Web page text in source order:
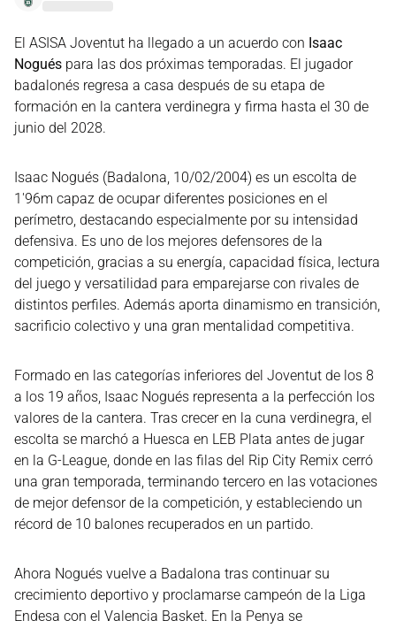
El ASISA Joventut ha llegado a un acuerdo con Isaac
Nogués para las dos próximas temporadas. El jugador
badalonés regresa a casa después de su etapa de
formación en la cantera verdinegra y firma hasta el 30 de
junio del 2028.
Isaac Nogués (Badalona, ​​10/02/2004) es un escolta de
1'96m capaz de ocupar diferentes posiciones en el
perímetro, destacando especialmente por su intensidad
defensiva. Es uno de los mejores defensores de la
competición, gracias a su energía, capacidad física, lectura
del juego y versatilidad para emparejarse con rivales de
distintos perfiles. Además aporta dinamismo en transición,
sacrificio colectivo y una gran mentalidad competitiva.
Formado en las categorías inferiores del Joventut de los 8
a los 19 años, Isaac Nogués representa a la perfección los
valores de la cantera. Tras crecer en la cuna verdinegra, el
escolta se marchó a Huesca en LEB Plata antes de jugar
en la G-League, donde en las filas del Rip City Remix cerró
una gran temporada, terminando tercero en las votaciones
de mejor defensor de la competición, y estableciendo un
récord de 10 balones recuperados en un partido.
Ahora Nogués vuelve a Badalona tras continuar su
crecimiento deportivo y proclamarse campeón de la Liga
Endesa con el Valencia Basket. En la Penya se